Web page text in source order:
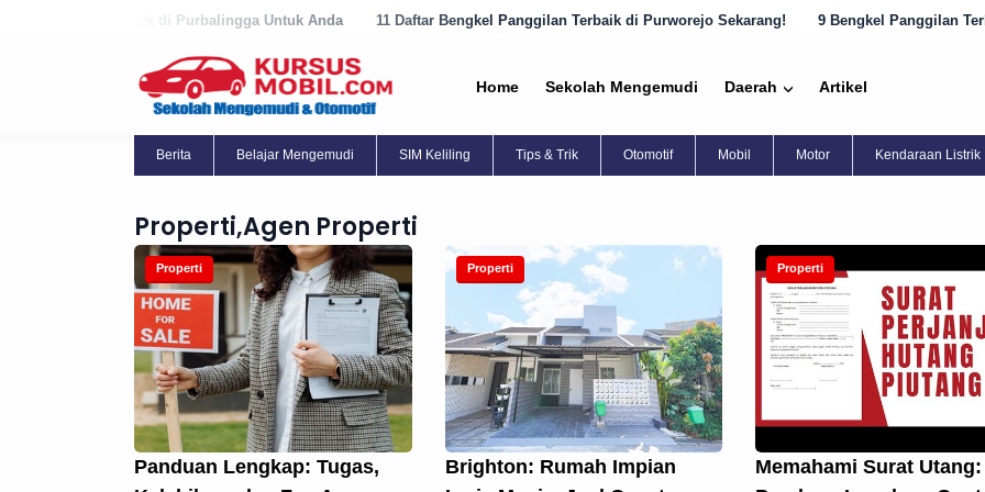
Terbaik di Purbalingga Untuk Anda 11 Daftar Bengkel Panggilan Terbaik di Purworejo Sekarang! 9 Bengkel Panggilan Terbaik di
Home Sekolah Mengemudi Daerah Artikel
Berita Belajar Mengemudi SIM Keliling Tips & Trik Otomotif Mobil Motor Kendaraan Listrik
Properti,Agen Properti
Properti
Panduan Lengkap: Tugas,
Properti
Brighton: Rumah Impian
Properti
Memahami Surat Utang: